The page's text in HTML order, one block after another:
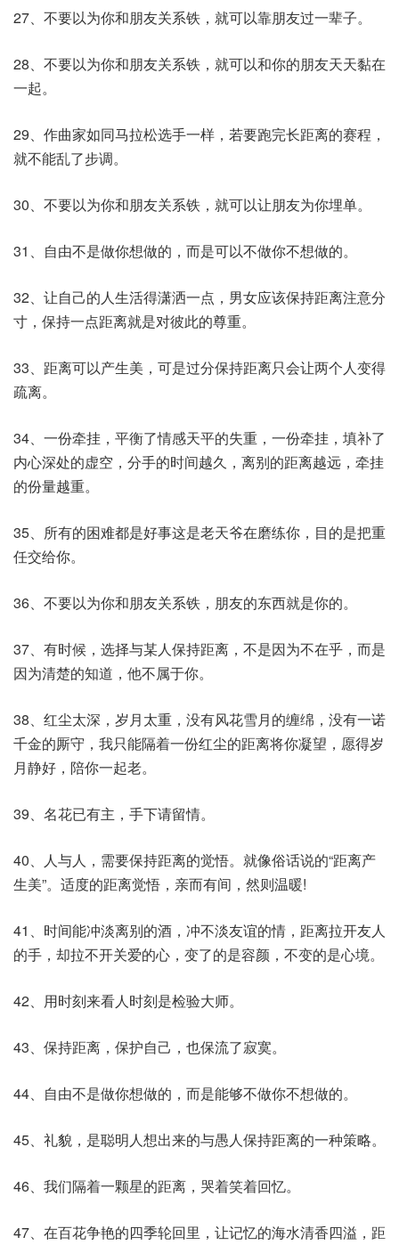
27、不要以为你和朋友关系铁，就可以靠朋友过一辈子。
28、不要以为你和朋友关系铁，就可以和你的朋友天天黏在
一起。
29、作曲家如同马拉松选手一样，若要跑完长距离的赛程，
就不能乱了步调。
30、不要以为你和朋友关系铁，就可以让朋友为你埋单。
31、自由不是做你想做的，而是可以不做你不想做的。
32、让自己的人生活得潇洒一点，男女应该保持距离注意分
寸，保持一点距离就是对彼此的尊重。
33、距离可以产生美，可是过分保持距离只会让两个人变得
疏离。
34、一份牵挂，平衡了情感天平的失重，一份牵挂，填补了
内心深处的虚空，分手的时间越久，离别的距离越远，牵挂
的份量越重。
35、所有的困难都是好事这是老天爷在磨练你，目的是把重
任交给你。
36、不要以为你和朋友关系铁，朋友的东西就是你的。
37、有时候，选择与某人保持距离，不是因为不在乎，而是
因为清楚的知道，他不属于你。
38、红尘太深，岁月太重，没有风花雪月的缠绵，没有一诺
千金的厮守，我只能隔着一份红尘的距离将你凝望，愿得岁
月静好，陪你一起老。
39、名花已有主，手下请留情。
40、人与人，需要保持距离的觉悟。就像俗话说的“距离产
生美”。适度的距离觉悟，亲而有间，然则温暖!
41、时间能冲淡离别的酒，冲不淡友谊的情，距离拉开友人
的手，却拉不开关爱的心，变了的是容颜，不变的是心境。
42、用时刻来看人时刻是检验大师。
43、保持距离，保护自己，也保流了寂寞。
44、自由不是做你想做的，而是能够不做你不想做的。
45、礼貌，是聪明人想出来的与愚人保持距离的一种策略。
46、我们隔着一颗星的距离，哭着笑着回忆。
47、在百花争艳的四季轮回里，让记忆的海水清香四溢，距